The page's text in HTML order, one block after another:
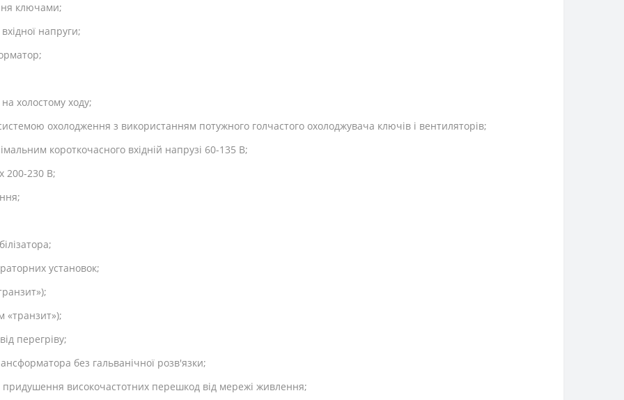
ключами;
напруги;
холостому ходу;
охолодження з використанням потужного голчастого охолоджувача ключів і вентиляторів;
короткочасного вхідній напрузі 60-135 В;
200-230 В;
установок;
«транзит»);
перегріву;
без гальванічної розв'язки;
придушення високочастотних перешкод від мережі живлення;